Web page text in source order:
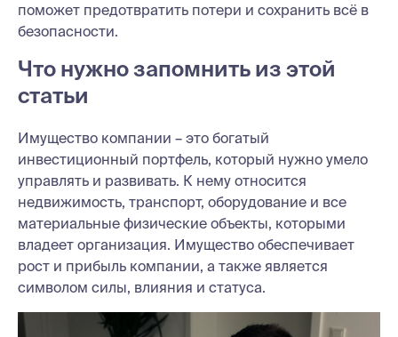
поможет предотвратить потери и сохранить всё в
безопасности.
Что нужно запомнить из этой
статьи
Имущество компании – это богатый
инвестиционный портфель, который нужно умело
управлять и развивать. К нему относится
недвижимость, транспорт, оборудование и все
материальные физические объекты, которыми
владеет организация. Имущество обеспечивает
рост и прибыль компании, а также является
символом силы, влияния и статуса.